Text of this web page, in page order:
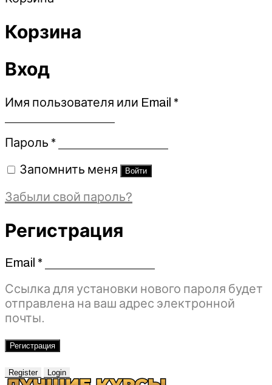
Корзина
Вход
Имя пользователя или Email *Обязательно
Пароль *Обязательно
Запомнить меня Войти
Забыли свой пароль?
Регистрация
Email *Обязательно
Ссылка для установки нового пароля будет
отправлена ​​на ваш адрес электронной
почты.
Регистрация
Register Login